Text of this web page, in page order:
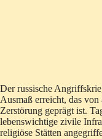
Der russische
Ausmaß erreicht, das
Zerstörung geprägt ist.
lebenswichtige zivile
religiöse Stätten